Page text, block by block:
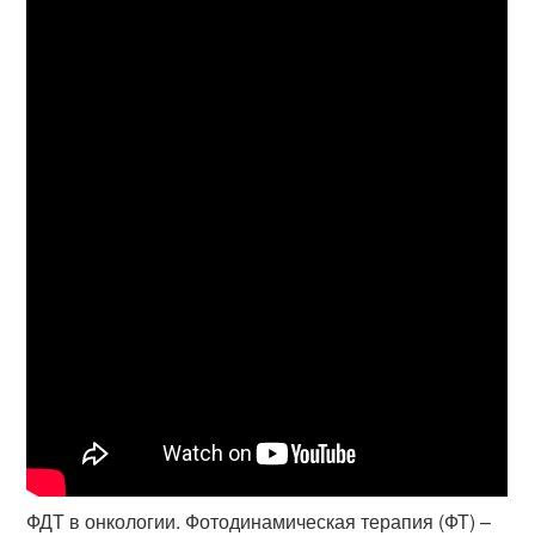
ФДТ в онкологии. Фотодинамическая терапия (ФТ) –